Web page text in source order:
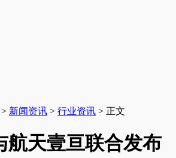
> 新闻资讯 > 行业资讯 > 正文
航天壹亘联合发布